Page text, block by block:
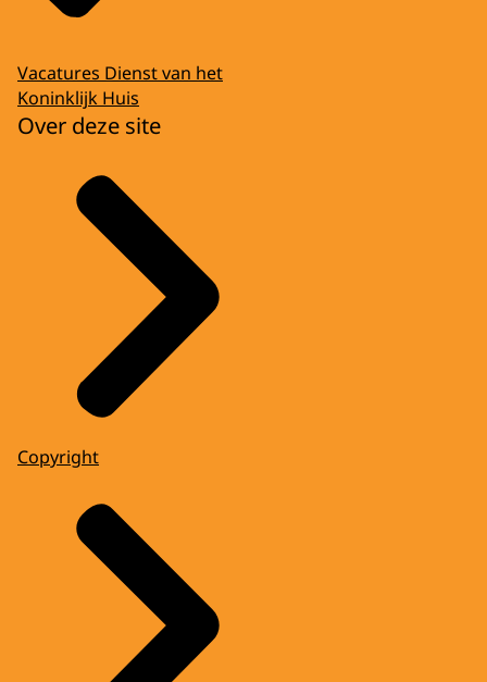
Vacatures Dienst van het
Koninklijk Huis
Over deze site
Copyright